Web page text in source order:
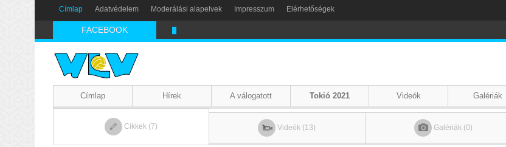
Címlap Adatvédelem Moderálási alapelvek Impresszum Elérhetőségek
FACEBOOK
Címlap Hírek A válogatott Tokió 2021 Videók Galériák
Cikkek (7) Videók (13) Galériák (0)